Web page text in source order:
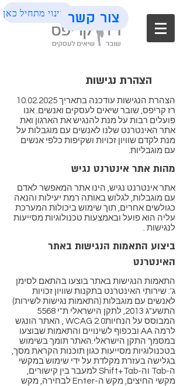
השינוי מתחיל כאןצור קשר
הצהרת נגישות
הצהרת הנגישות עודכנה בתאריך 10.02.2025
רז קריפס, שובר שיאים לעסקים ואנשים. אנו
פועלים רבות על מנת להנגיש את הארגון ואת
אתר האינטרנט שלנו לאנשים עם מוגבלות על
מנת לקדם שוויון זכויות ושקיפות כלפי אנשים
עם מוגבליות.
מהות אתר אינטרנט נגיש
אתר אינטרנט נגיש, הינו אתר המאפשר לאדם
עם מוגבלות, לגלוש באותה רמת יעילות והנאה
כגולשים אחרים, תוך שימוש ביכולות המערכת
עליה הוא פועל ובאמצעות טכנולוגיות מסייעות
לנגישות .
ביצוע התאמות הנגישות באתר
האינטרנט
התאמות הנגישות באתר בוצעו בהתאם לסימן
ג': שירותי האינטרנט בתקנות שוויון זכויות
לאנשים עם מוגבלות (התאמות נגישות לשירות)
התשע"ג 2013, לתקן הישראלי ת"י 5568
המבוסס על הנחיותWCAG 2.0 , האתר הונגש
לרמה AA ובכפוף לשינויים והתאמות שבוצעו
במסמך התקן הישראלי.האתר תומך בשימוש
בטכנולוגיות מסייעות כגון תוכנות הקראת מסך,
בגלישה בעזרת מקלדת על ידי שימוש במקשי
ה-Tab וה-Shift+Tab למעבר בין קישורים,
מקשי החיצים, מקש ה-Enter לבחירה, מקש